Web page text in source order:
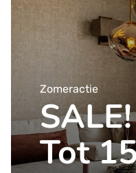
Zomeractie
SALE!
Tot